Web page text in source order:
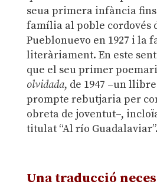
seua primera infància
família al poble cordovés
Pueblonuevo en 1927 i la
literàriament. En este
que el seu primer
olvidada, de 1947 –un
prompte rebutjaria per
obreta de joventut–,
titulat “Al río Guadalaviar”.
Una traducció